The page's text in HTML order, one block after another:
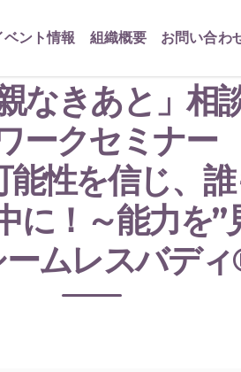
ント情報 組織概要 お問い合わ
なきあと」相
ークセミナー
能性を信じ、
に！～能力を”
ムレスバディ